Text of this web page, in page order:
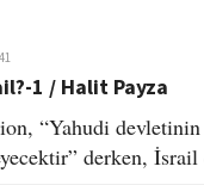
1 / Halit Payza
“Yahudi devletinin
derken, İsrail